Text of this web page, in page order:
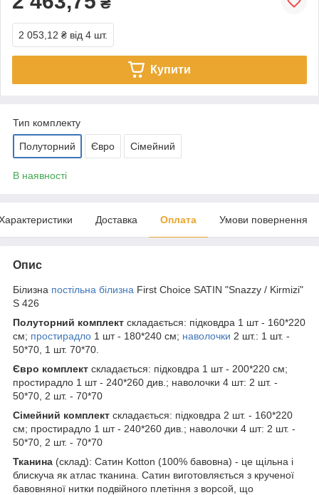
2 053,12 ₴ від 4 шт.
Купити
Тип комплекту
Полуторний Євро Сімейний
В наявності
Доставка Оплата Умови повернення
Опис
Білизна постільна білизна First Choice SATIN "Snazzy / Kirmizi"
S 426
Полуторний комплект складається: підковдра 1 шт - 160*220
см; простирадло 1 шт - 180*240 см; наволочки 2 шт.: 1 шт. -
50*70, 1 шт. 70*70.
Євро комплект складається: підковдра 1 шт - 200*220 см;
простирадло 1 шт - 240*260 див.; наволочки 4 шт: 2 шт. -
50*70, 2 шт. - 70*70
Сімейний комплект складається: підковдра 2 шт. - 160*220
см; простирадло 1 шт - 240*260 див.; наволочки 4 шт: 2 шт. -
50*70, 2 шт. - 70*70
Тканина (склад): Сатин Kotton (100% бавовна) - це щільна і
блискуча як атлас тканина. Сатин виготовляється з крученої
бавовняної нитки подвійного плетіння з ворсой, що